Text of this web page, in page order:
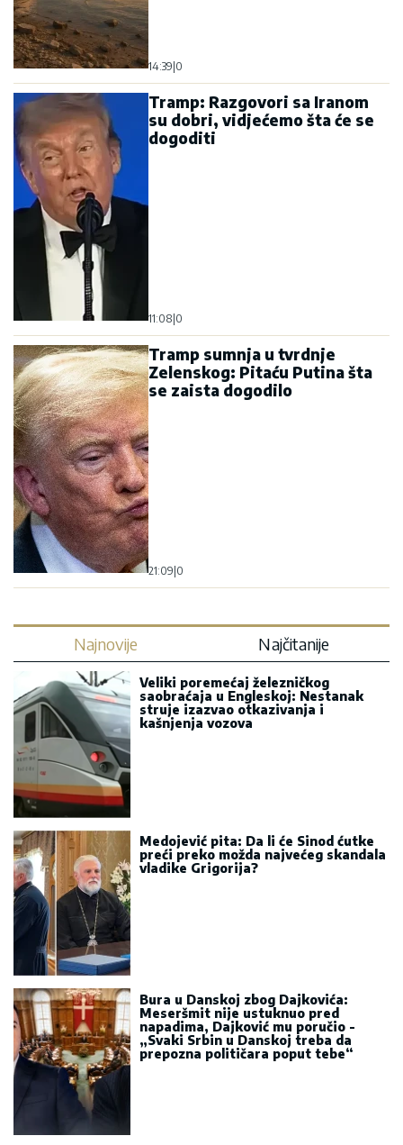
14:39|0
Tramp: Razgovori sa Iranom
su dobri, vidjećemo šta će se
dogoditi
11:08|0
Tramp sumnja u tvrdnje
Zelenskog: Pitaću Putina šta
se zaista dogodilo
21:09|0
Najnovije Najčitanije
Veliki poremećaj železničkog
saobraćaja u Engleskoj: Nestanak
struje izazvao otkazivanja i
kašnjenja vozova
Medojević pita: Da li će Sinod ćutke
preći preko možda najvećeg skandala
vladike Grigorija?
Bura u Danskoj zbog Dajkovića:
Meseršmit nije ustuknuo pred
napadima, Dajković mu poručio -
„Svaki Srbin u Danskoj treba da
prepozna političara poput tebe“